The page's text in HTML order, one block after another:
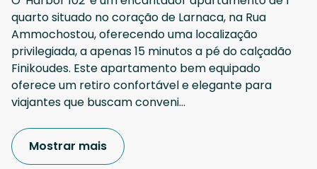
quarto situado no coração de Larnaca, na Rua
Ammochostou, oferecendo uma localização
privilegiada, a apenas 15 minutos a pé do calçadão
Finikoudes. Este apartamento bem equipado
oferece um retiro confortável e elegante para
viajantes que buscam conveni...
Mostrar mais